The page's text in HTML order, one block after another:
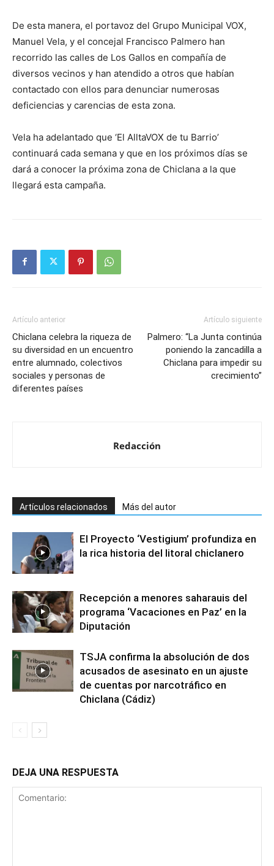
De esta manera, el portavoz del Grupo Municipal VOX,
Manuel Vela, y el concejal Francisco Palmero han
recorrido las calles de Los Gallos en compañía de
diversos vecinos y han atendido a otros que habían
contactado con ellos para denunciar numerosas
deficiencias y carencias de esta zona.
Vela ha adelantado que ‘El AlltaVOX de tu Barrio’
continuará cada semana y que en los próximos días se
dará a conocer la próxima zona de Chiclana a la que
llegará esta campaña.
Artículo anterior
Chiclana celebra la riqueza de
su diversidad en un encuentro
entre alumnado, colectivos
sociales y personas de
diferentes países
Artículo siguiente
Palmero: “La Junta continúa
poniendo la zancadilla a
Chiclana para impedir su
crecimiento”
Redacción
Artículos relacionados Más del autor
El Proyecto ‘Vestigium’ profundiza en
la rica historia del litoral chiclanero
Recepción a menores saharauis del
programa ‘Vacaciones en Paz’ en la
Diputación
TSJA confirma la absolución de dos
acusados de asesinato en un ajuste
de cuentas por narcotráfico en
Chiclana (Cádiz)
DEJA UNA RESPUESTA